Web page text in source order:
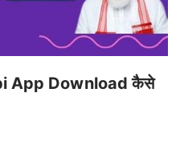
App Download कैसे